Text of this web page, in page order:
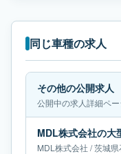
同じ車種の求人
その他の公開求人
公開中の求人詳細ペー
MDL株式会社 /茨城県